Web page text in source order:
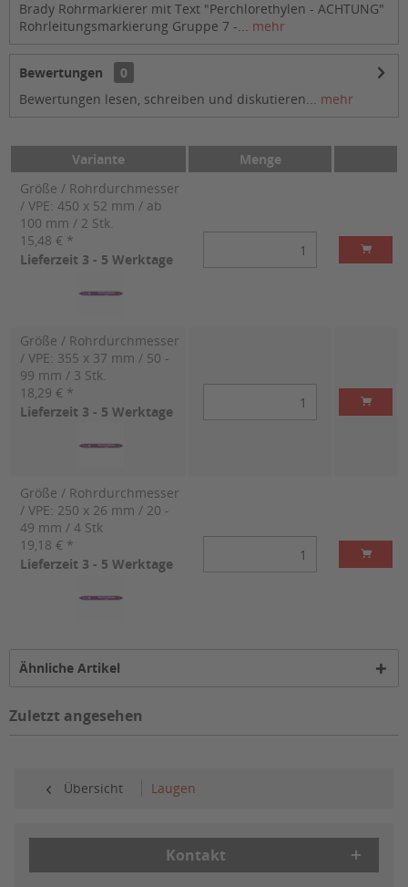
Brady Rohrmarkierer mit Text "Perchlorethylen - ACHTUNG"
Rohrleitungsmarkierung Gruppe 7 -... mehr
Bewertungen
0
Bewertungen lesen, schreiben und diskutieren... mehr
Variante
Menge
Größe / Rohrdurchmesser
/ VPE: 450 x 52 mm / ab
100 mm / 2 Stk.
15,48 € *
Lieferzeit 3 - 5 Werktage
Größe / Rohrdurchmesser
/ VPE: 355 x 37 mm / 50 -
99 mm / 3 Stk.
18,29 € *
Lieferzeit 3 - 5 Werktage
Größe / Rohrdurchmesser
/ VPE: 250 x 26 mm / 20 -
49 mm / 4 Stk
19,18 € *
Lieferzeit 3 - 5 Werktage
Ähnliche Artikel
Zuletzt angesehen
Übersicht Laugen
Kontakt